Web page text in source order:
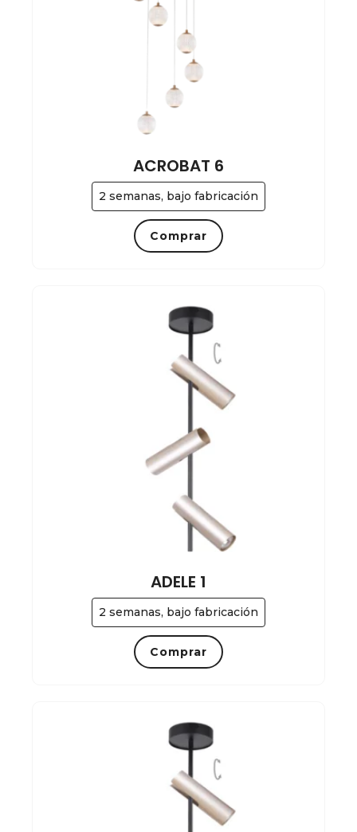
2 semanas, bajo fabricación
ACROBAT 6
Comprar
2 semanas, bajo fabricación
ADELE 1
Comprar